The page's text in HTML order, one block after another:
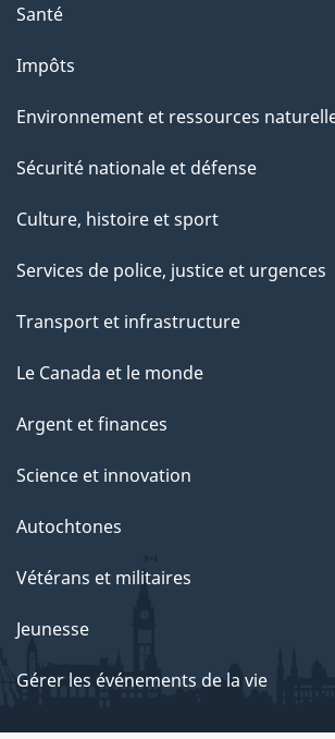
a
g
Santé
Impôts
Environnement et ressources
Sécurité nationale et défense
Culture, histoire et sport
Services de police, justice et urgences
Transport et infrastructure
Le Canada et le monde
Argent et finances
Science et innovation
Autochtones
Vétérans et militaires
Jeunesse
Gérer les événements de la vie